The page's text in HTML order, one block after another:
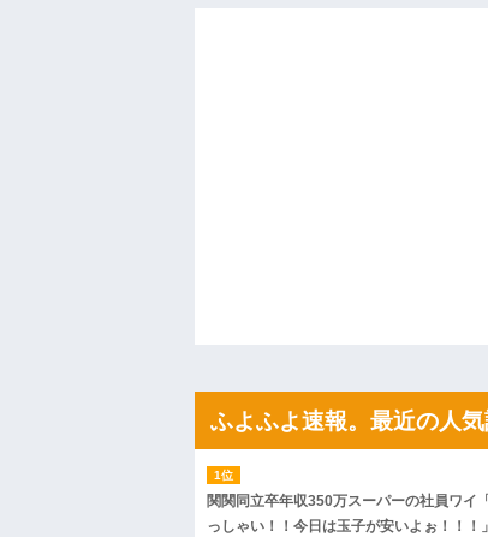
チー牛「デブの事豚丼って呼ぼ
【悲報】「美人すぎる県警本部長
【衝撃】葬儀屋「火葬プランはど
【朗報】寺田心、週6ジム通い
【画像】このLINEでなんで女が
妹と差をつけて育てられた。妹「
は放棄して」母「うんうん」私「
ハードオフに売っていた4万4000
後続車にクラクションを鳴らされ
んだ！降りてこいよ！」と怒鳴りだ
【衝撃】報酬100万円超の治験募
ｗｗｗｗｗｗｗｗｗｗ
【愕然】白のクラウン俺氏、高速
wwwwwwwwwwww
ふよふよ速報。最近の人
関関同立卒年収350万スーパーの社員ワイ
っしゃい！！今日は玉子が安いよぉ！！！」